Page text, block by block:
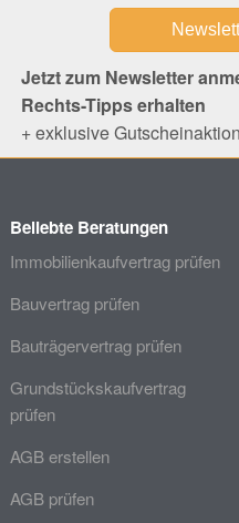
Jetzt zum Newsletter
Rechts-Tipps erhalten
+ exklusive
Beliebte Beratungen
Immobilienkaufvertrag prüfen
Bauvertrag prüfen
Bauträgervertrag prüfen
Grundstückskaufvertrag
prüfen
AGB erstellen
AGB prüfen